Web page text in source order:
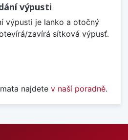
výpusti
výpusti je lanko a otočný
zavírá sítková výpusť.
najdete v naší poradně.